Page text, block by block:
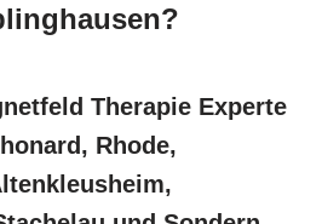
Therapie Experte
Rhode,